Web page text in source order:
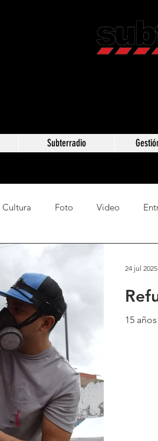
Subterradio
Cultura Foto Video
15
24 jul 2025